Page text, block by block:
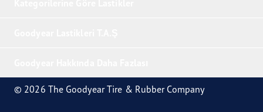
© 2026 The Goodyear Tire & Rubber Company